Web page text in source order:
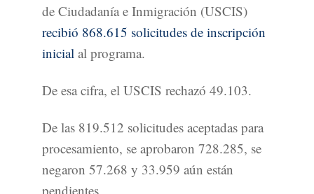
de Ciudadanía e Inmigración (USCIS)
recibió 868.615 solicitudes de inscripción
inicial al programa.
De esa cifra, el USCIS rechazó 49.103.
De las 819.512 solicitudes aceptadas para
procesamiento, se aprobaron 728.285, se
negaron 57.268 y 33.959 aún están
pendientes.